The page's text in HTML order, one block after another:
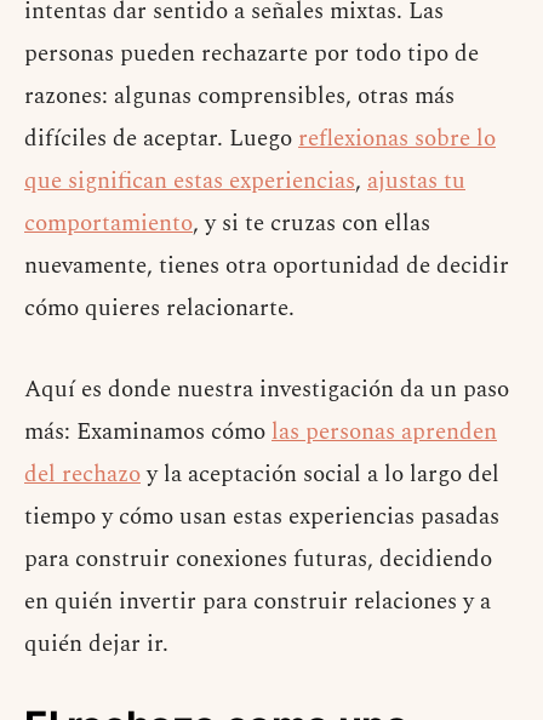
intentas dar sentido a señales mixtas. Las
personas pueden rechazarte por todo tipo de
razones: algunas comprensibles, otras más
difíciles de aceptar. Luegoreflexionas sobre lo
que significan estas experiencias, ajustas tu
comportamiento, y si te cruzas con ellas
nuevamente, tienes otra oportunidad de decidir
cómo quieres relacionarte.
Aquí es donde nuestra investigación da un paso
más: Examinamos cómolas personas aprenden
del rechazoy la aceptación social a lo largo del
tiempo y cómo usan estas experiencias pasadas
para construir conexiones futuras, decidiendo
en quién invertir para construir relaciones y a
quién dejar ir.